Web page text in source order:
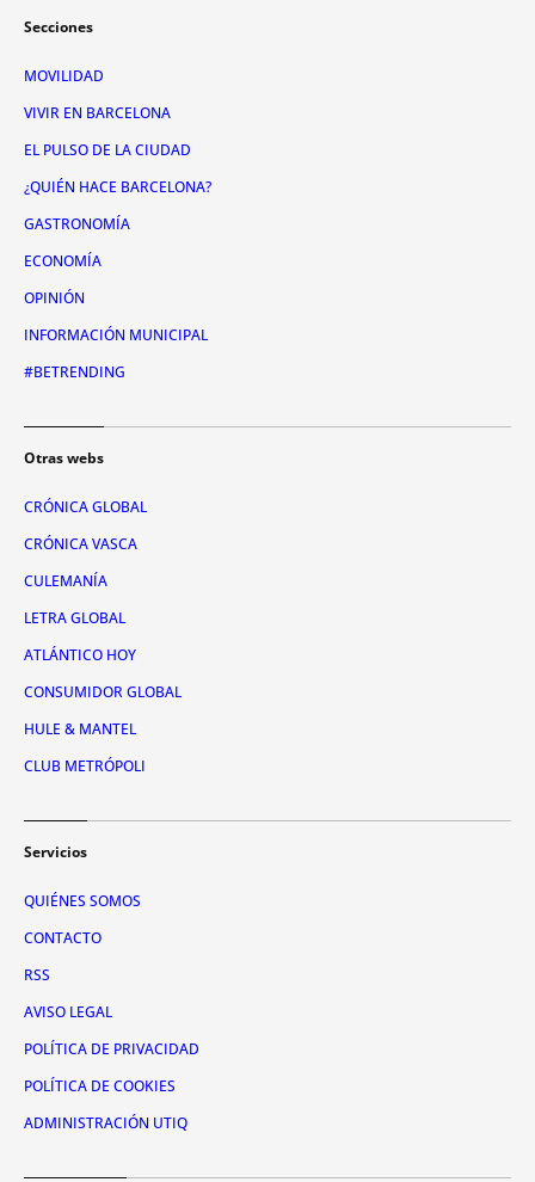
Secciones
MOVILIDAD
VIVIR EN BARCELONA
EL PULSO DE LA CIUDAD
¿QUIÉN HACE BARCELONA?
GASTRONOMÍA
ECONOMÍA
OPINIÓN
INFORMACIÓN MUNICIPAL
#BETRENDING
Otras webs
CRÓNICA GLOBAL
CRÓNICA VASCA
CULEMANÍA
LETRA GLOBAL
ATLÁNTICO HOY
CONSUMIDOR GLOBAL
HULE & MANTEL
CLUB METRÓPOLI
Servicios
QUIÉNES SOMOS
CONTACTO
RSS
AVISO LEGAL
POLÍTICA DE PRIVACIDAD
POLÍTICA DE COOKIES
ADMINISTRACIÓN UTIQ